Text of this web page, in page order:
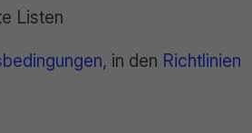
Listen
, in den Richtlinien